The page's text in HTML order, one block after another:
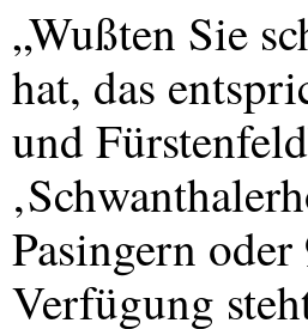
„Wußten Sie
hat, das
und
Pasingern
Verfügung